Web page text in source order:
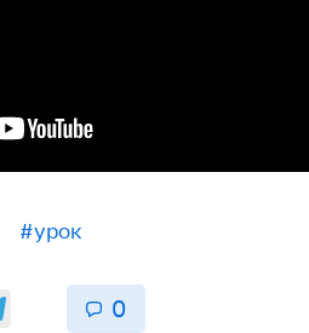
#урок
0